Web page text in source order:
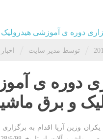
توسط مدیر سایت اخبار
دوره ی
و برق
وزین آریا اقدام به